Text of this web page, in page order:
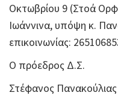
Οκτωβρίου 9 (Στοά
Ιωάννινα, υπόψη κ.
επικοινωνίας:
Ο πρόεδρος Δ.Σ.
Στέφανος Πανακούλιας